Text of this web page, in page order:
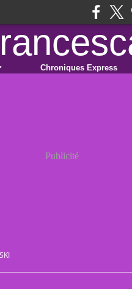
Chroniques Express
Publicité